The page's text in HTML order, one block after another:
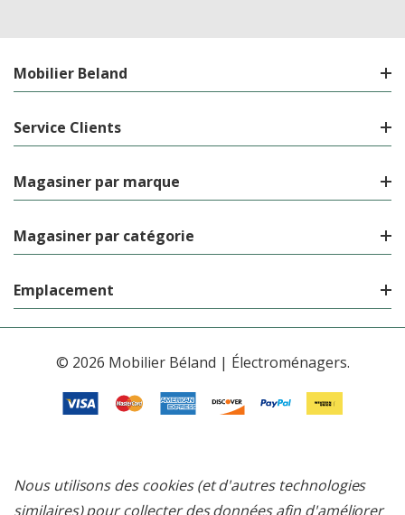
Mobilier Beland
Service Clients
Magasiner par marque
Magasiner par catégorie
Emplacement
© 2026 Mobilier Béland | Électroménagers.
Nous utilisons des cookies (et d'autres technologies
similaires) pour collecter des données afin d'améliorer